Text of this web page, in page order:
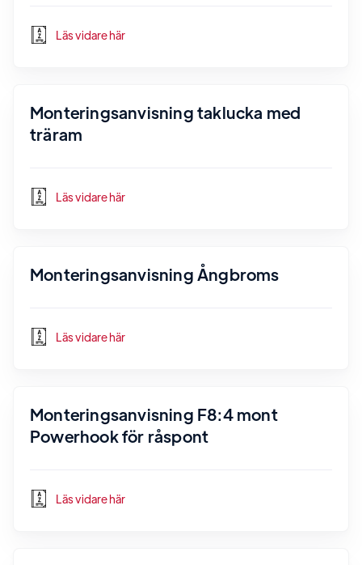
Läs vidare här
Monteringsanvisning taklucka med
träram
Läs vidare här
Monteringsanvisning Ångbroms
Läs vidare här
Monteringsanvisning F8:4 mont
Powerhook för råspont
Läs vidare här